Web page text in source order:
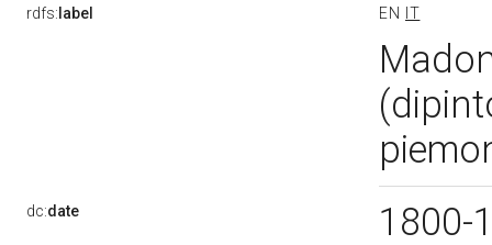
rdfs: label EN IT
dc:date 1800-